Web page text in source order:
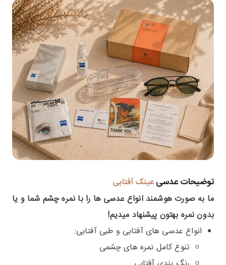
توضیحات عدسی عینک آفتابی
ما به صورت هوشمند انواع عدسی ها را با نمره چشم شما و یا
بدون نمره بهتون پیشنهاد میدیم!
انواع عدسی های آفتابی و طبی آفتابی:
تنوع کامل نمره های چشمی